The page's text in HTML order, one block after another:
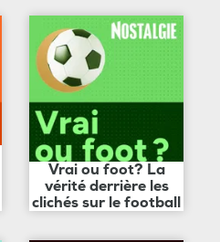
Vrai ou foot? La
vérité derrière les
clichés sur le football